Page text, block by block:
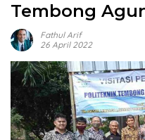
Tembong
Fathul Arif
26 April 2022